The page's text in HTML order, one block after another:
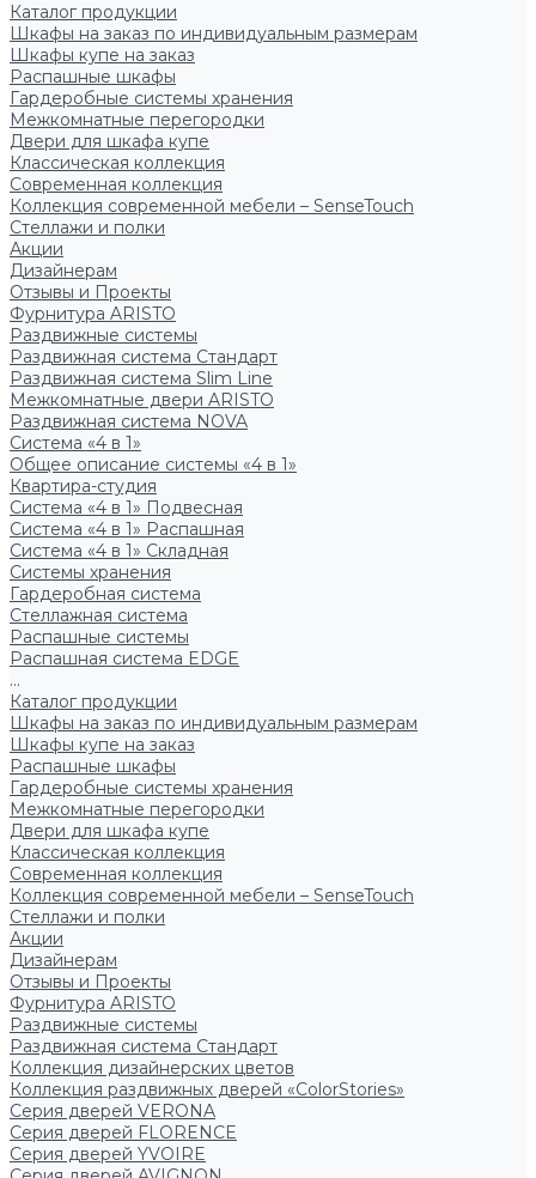
Каталог продукции
Шкафы на заказ по индивидуальным размерам
Шкафы купе на заказ
Распашные шкафы
Гардеробные системы хранения
Межкомнатные перегородки
Двери для шкафа купе
Классическая коллекция
Современная коллекция
Коллекция современной мебели – SenseTouch
Стеллажи и полки
Акции
Дизайнерам
Отзывы и Проекты
Фурнитура ARISTO
Раздвижные системы
Раздвижная система Стандарт
Раздвижная система Slim Line
Межкомнатные двери ARISTO
Раздвижная система NOVA
Система «4 в 1»
Общее описание системы «4 в 1»
Квартира-студия
Система «4 в 1» Подвесная
Система «4 в 1» Распашная
Система «4 в 1» Складная
Системы хранения
Гардеробная система
Стеллажная система
Распашные системы
Распашная система EDGE
...
Каталог продукции
Шкафы на заказ по индивидуальным размерам
Шкафы купе на заказ
Распашные шкафы
Гардеробные системы хранения
Межкомнатные перегородки
Двери для шкафа купе
Классическая коллекция
Современная коллекция
Коллекция современной мебели – SenseTouch
Стеллажи и полки
Акции
Дизайнерам
Отзывы и Проекты
Фурнитура ARISTO
Раздвижные системы
Раздвижная система Стандарт
Коллекция дизайнерских цветов
Коллекция раздвижных дверей «ColorStories»
Серия дверей VERONA
Серия дверей FLORENCE
Серия дверей YVOIRE